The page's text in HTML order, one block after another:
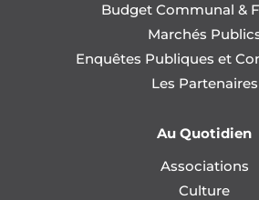
Budget Communal &
Marchés
Enquêtes Publiques et
Les Partenaires
Au Quotidien
Associations
Culture